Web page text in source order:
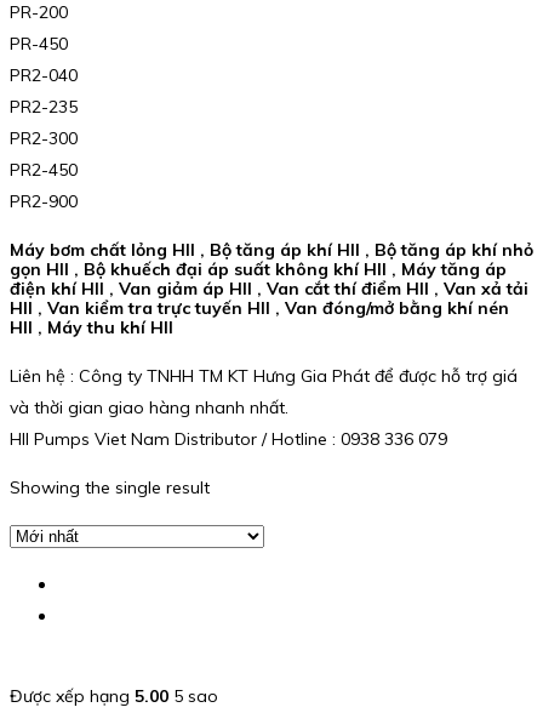
PR-200
PR-450
PR2-040
PR2-235
PR2-300
PR2-450
PR2-900
Máy bơm chất lỏng HII , Bộ tăng áp khí HII , Bộ tăng áp khí nhỏ
gọn HII , Bộ khuếch đại áp suất không khí HII , Máy tăng áp
điện khí HII , Van giảm áp HII , Van cắt thí điểm HII , Van xả tải
HII , Van kiểm tra trực tuyến HII , Van đóng/mở bằng khí nén
HII , Máy thu khí HII
Liên hệ : Công ty TNHH TM KT Hưng Gia Phát để được hỗ trợ giá
và thời gian giao hàng nhanh nhất.
HII Pumps Viet Nam Distributor / Hotline : 0938 336 079
Showing the single result
Được xếp hạng 5.00 5 sao